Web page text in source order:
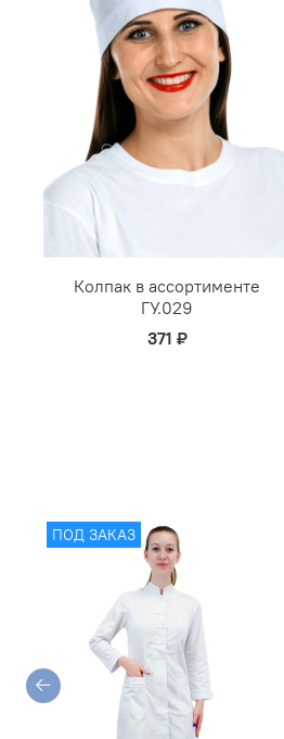
Колпак в ассортименте
ГУ.029
371 ₽
ПОД ЗАКАЗ